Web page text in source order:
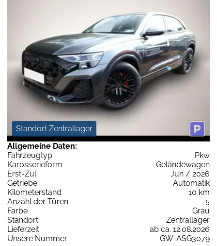
Standort Zentrallager
Allgemeine Daten:
Fahrzeugtyp
Pkw
Karosserieform
Geländewagen
Erst-Zul.
Jun / 2026
Getriebe
Automatik
Kilometerstand
10 km
Anzahl der Türen
5
Farbe
Grau
Standort
Zentrallager
Lieferzeit
ab ca. 12.08.2026
Unsere Nummer
GW-ASG3079